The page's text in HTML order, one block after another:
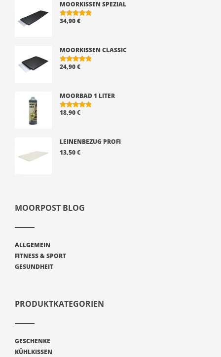
MOORKISSEN SPEZIAL
BEWERTE
34,90€
MOORKISSEN CLASSIC
BEWERTE
24,90€
MOORBAD 1 LITER
BEWERTE
18,90€
LEINENBEZUG PROFI
13,50€
MOORPOST BLOG
ALLGEMEIN
FITNESS & SPORT
GESUNDHEIT
PRODUKTKATEGORIEN
GESCHENKE
KÜHLKISSEN